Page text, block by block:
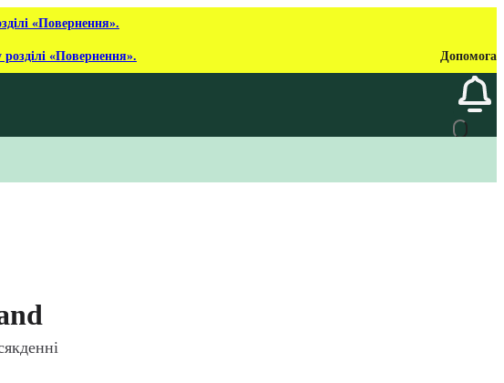
«Повернення».
«Повернення». Допомога